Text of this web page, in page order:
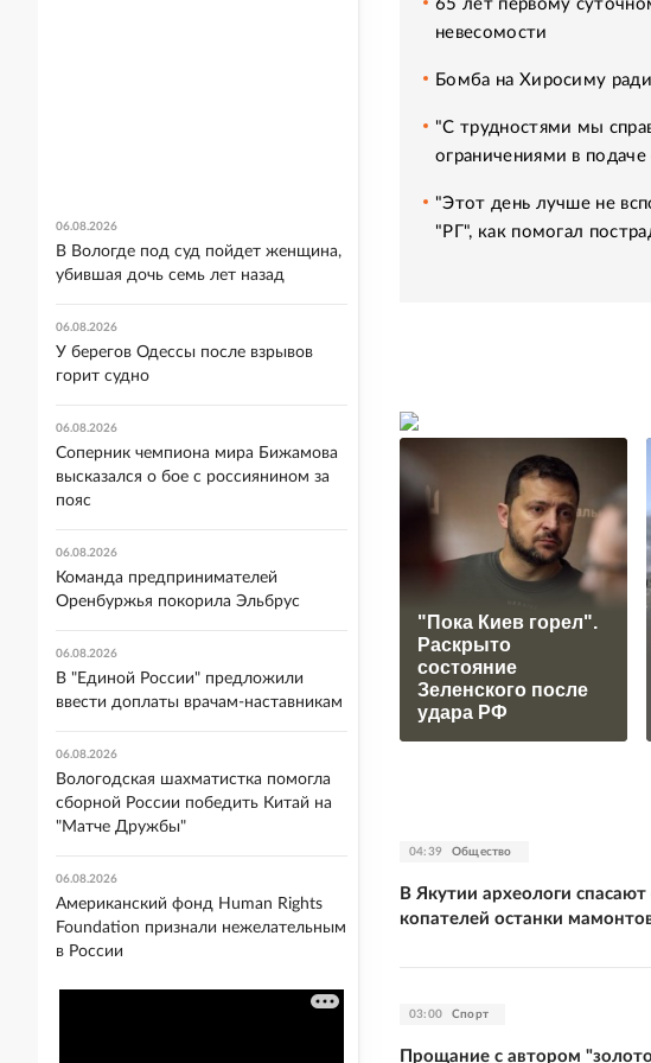
65 лет первому
невесомости
Бомба на Хиросиму
"С трудностями мы
ограничениями в подаче
"Этот день лучше не
"РГ", как помогал
"Пока Киев горел".
Раскрыто
состояние
Зеленского после
удара РФ
04:39 Общество
В Якутии археологи
копателей останки
03:00 Спорт
Прощание с автором
06.08.2026
В Вологде под суд пойдет женщина,
убившая дочь семь лет назад
06.08.2026
У берегов Одессы после взрывов
горит судно
06.08.2026
Соперник чемпиона мира Бижамова
высказался о бое с россиянином за
пояс
06.08.2026
Команда предпринимателей
Оренбуржья покорила Эльбрус
06.08.2026
В "Единой России" предложили
ввести доплаты врачам-наставникам
06.08.2026
Вологодская шахматистка помогла
сборной России победить Китай на
"Матче Дружбы"
06.08.2026
Американский фонд Human Rights
Foundation признали нежелательным
в России